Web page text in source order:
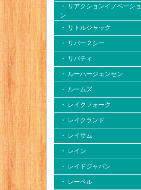
・ リアクションイノベーショ
ン
・ リトルジャック
・ リバー２シー
・ リバティ
・ ルーハージェンセン
・ ルームズ
・ レイクフォーク
・ レイクランド
・ レイサム
・ レイン
・ レイドジャパン
・ レーベル